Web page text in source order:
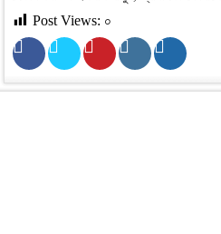
Post Views: ০